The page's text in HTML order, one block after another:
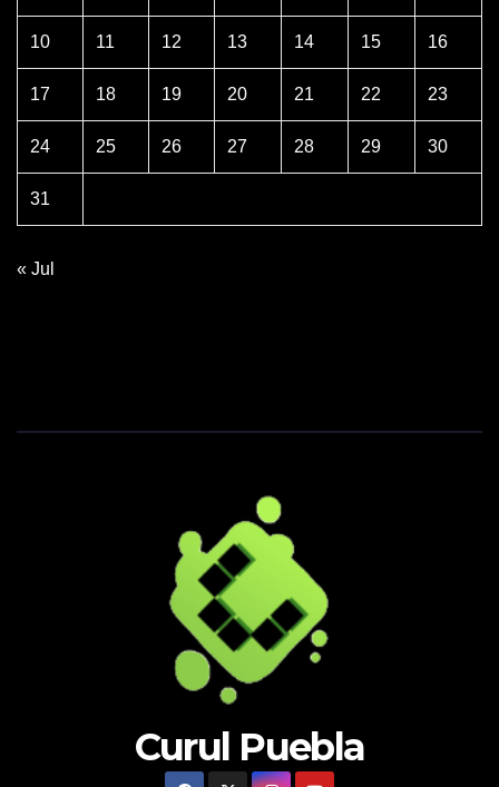
10 11 12 13 14 15 16
17 18 19 20 21 22 23
24 25 26 27 28 29 30
31
« Jul
Curul Puebla